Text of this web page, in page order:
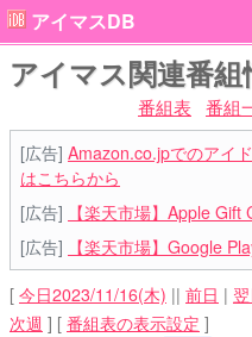
アイマスDB
アイマス関連番組
番組表 番組
[広告] Amazon.co.jpでのアイ
はこちらから
[広告]
【楽天市場】Apple Gift
[広告]
【楽天市場】Google
[ 今日2023/11/16(木) || 前日 |
次週 ] [ 番組表の表示設定 ]